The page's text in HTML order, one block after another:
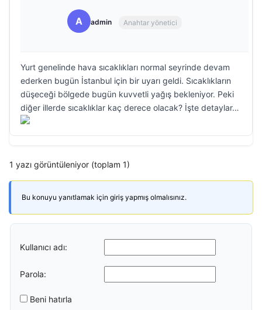
A admin Anahtar yönetici
Yurt genelinde hava sıcaklıkları normal seyrinde devam
ederken bugün İstanbul için bir uyarı geldi. Sıcaklıkların
düşeceği bölgede bugün kuvvetli yağış bekleniyor. Peki
diğer illerde sıcaklıklar kaç derece olacak? İşte detaylar…
1 yazı görüntüleniyor (toplam 1)
Bu konuyu yanıtlamak için giriş yapmış olmalısınız.
Kullanıcı adı:
Parola:
Beni hatırla